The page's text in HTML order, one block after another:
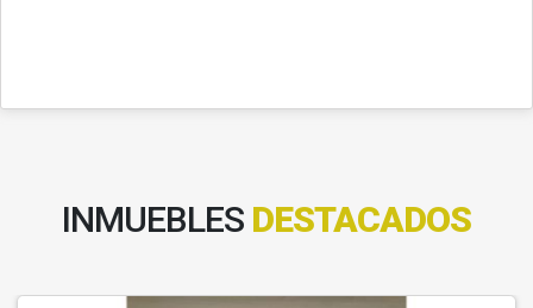
INMUEBLES DESTACADOS